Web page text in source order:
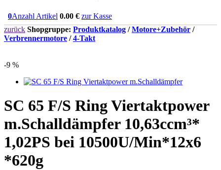
0Anzahl Artikel 0.00 € zur Kasse
zurück Shopgruppe: Produktkatalog /Motore+Zubehör /
Verbrennermotore /4-Takt
-9 %
SC 65 F/S Ring Viertaktpower
m.Schalldämpfer 10,63ccm³*
1,02PS bei 10500U/Min*12x6
*620g